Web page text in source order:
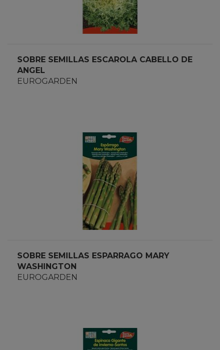
SOBRE SEMILLAS ESCAROLA CABELLO DE
ANGEL
EUROGARDEN
SOBRE SEMILLAS ESPARRAGO MARY
WASHINGTON
EUROGARDEN